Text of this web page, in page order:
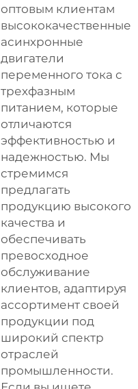
оптовым клиентам
высококачественные
асинхронные
двигатели
переменного тока с
трехфазным
питанием, которые
отличаются
эффективностью и
надежностью. Мы
стремимся
предлагать
продукцию высокого
качества и
обеспечивать
превосходное
обслуживание
клиентов, адаптируя
ассортимент своей
продукции под
широкий спектр
отраслей
промышленности.